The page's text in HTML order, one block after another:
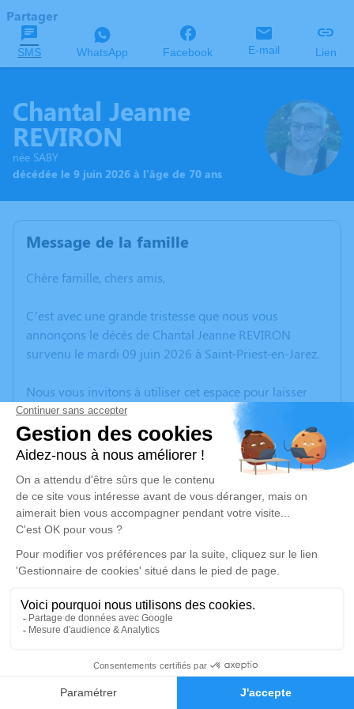
Faire-part Hommages
Partager
SMS WhatsApp Facebook E-mail Lien
Chantal Jeanne
REVIRON
née SABY
décédée le 9 juin 2026 à l'âge de 70 ans
Message de la famille
Chère famille, chers amis,
C’est avec une grande tristesse que nous vous
annonçons le décès de Chantal Jeanne REVIRON
survenu le mardi 09 juin 2026 à Saint-Priest-en-Jarez.
Nous vous invitons à utiliser cet espace pour laisser
vos condoléances, partager des photos souvenirs, une
anecdote ou exprimer vos pensées à travers des
poèmes ou des textes. Cet endroit est un lieu
d'expression dédié à honorer la mémoire de Chantal
Jeanne REVIRON.
Un service de plantation d’arbre hommage est
disponible ici
Cérémonie religieuse
Église de Saint-Maurice-de-Lignon
30 Place de l'Église